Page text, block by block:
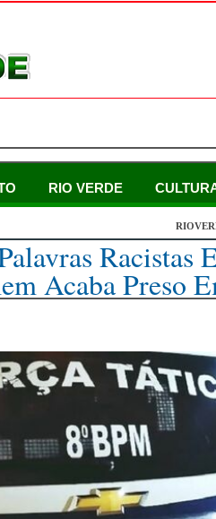
RIO VERDE
Racistas
Acaba Preso